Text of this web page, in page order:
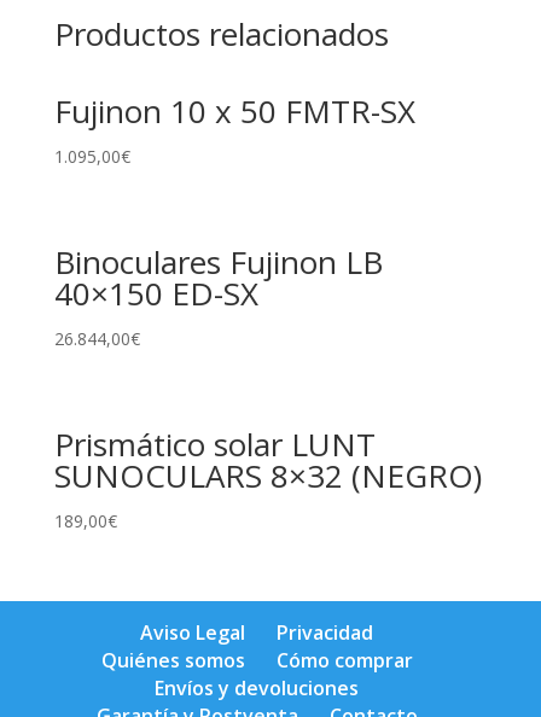
Productos relacionados
Fujinon 10 x 50 FMTR-SX
1.095,00€
Binoculares Fujinon LB
40×150 ED-SX
26.844,00€
Prismático solar LUNT
SUNOCULARS 8×32 (NEGRO)
189,00€
Aviso Legal
Privacidad
Quiénes somos
Cómo comprar
Envíos y devoluciones